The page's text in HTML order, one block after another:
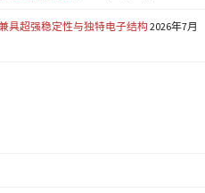
具超强稳定性与独特电子结构2026年7月